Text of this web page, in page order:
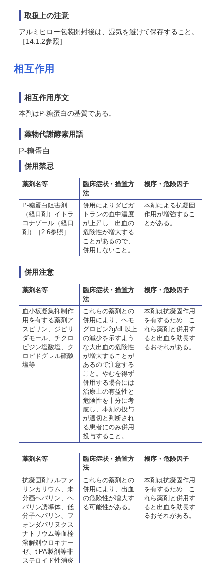
取扱上の注意
アルミピロー包装開封後は、湿気を避けて保存すること。
［14.1.2参照］
相互作用
相互作用序文
本剤はP-糖蛋白の基質である。
薬物代謝酵素用語
P-糖蛋白
併用禁忌
薬剤名等
臨床症状・措置方
法
機序・危険因子
P-糖蛋白阻害剤
（経口剤）イトラ
コナゾール（経口
剤）［2.6参照］
併用によりダビガ
トランの血中濃度
が上昇し、出血の
危険性が増大する
ことがあるので、
併用しないこと。
本剤による抗凝固
作用が増強するこ
とがある。
併用注意
薬剤名等
臨床症状・措置方
法
機序・危険因子
血小板凝集抑制作
用を有する薬剤ア
スピリン、ジピリ
ダモール、チクロ
ピジン塩酸塩、ク
ロピドグレル硫酸
塩等
これらの薬剤との
併用により、ヘモ
グロビン2g/dL以上
の減少を示すよう
な大出血の危険性
が増大することが
あるので注意する
こと。やむを得ず
併用する場合には
治療上の有益性と
危険性を十分に考
慮し、本剤の投与
が適切と判断され
る患者にのみ併用
投与すること。
本剤は抗凝固作用
を有するため、こ
れら薬剤と併用す
ると出血を助長す
るおそれがある。
薬剤名等
臨床症状・措置方
法
機序・危険因子
抗凝固剤ワルファ
リンカリウム、未
分画ヘパリン、ヘ
パリン誘導体、低
分子ヘパリン、フ
ォンダパリヌクス
ナトリウム等血栓
溶解剤ウロキナー
ゼ、t-PA製剤等非
ステロイド性消炎
これらの薬剤との
併用により、出血
の危険性が増大す
る可能性がある。
本剤は抗凝固作用
を有するため、こ
れら薬剤と併用す
ると出血を助長す
るおそれがある。